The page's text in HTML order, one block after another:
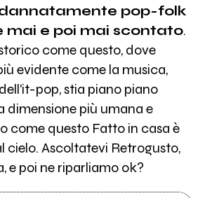
pop-folk
mai e poi mai scontato.
come questo, dove
evidente come la musica,
pop, stia piano piano
dimensione più umana e
come questo Fatto in casa è
cielo. Ascoltatevi Retrogusto,
e poi ne riparliamo ok?